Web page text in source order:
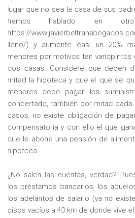
lugar que no sea la casa de sus
hemos hablado en
https://
lleno/) y aumente casi un 20%
menores por motivos tan
dos casas. Considere que deben
mitad la hipoteca y que el que se
menores debe pagar los
concertado, también por mitad cada
casos, no existe obligación de
compensatoria y con ello el que
que le abone una pensión de
hipoteca.
¿No salen las cuentas, verdad?
los préstamos bancarios, los
los adelantos de salario (ya no
pisos vacíos a 40 km de donde vive